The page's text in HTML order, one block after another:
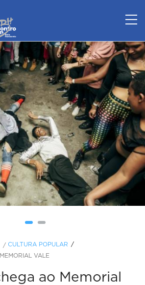
/ CULTURA POPULAR
VALE
ao Memorial